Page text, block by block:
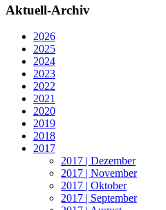
Aktuell-Archiv
2026
2025
2024
2023
2022
2021
2020
2019
2018
2017
2017 | Dezember
2017 | November
2017 | Oktober
2017 | September